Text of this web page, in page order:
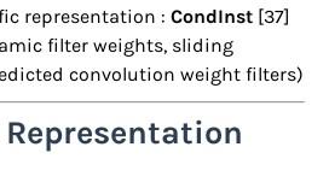
representation : CondInst [37]
filter weights, sliding
convolution weight filters)